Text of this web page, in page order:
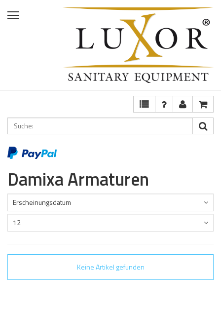
Home
Damixa Armaturen
Erscheinungsdatum
12
Keine Artikel gefunden